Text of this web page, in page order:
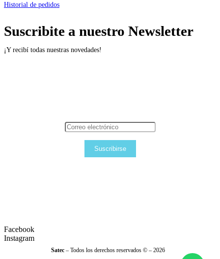
Historial de pedidos
Suscribite a nuestro Newsletter
¡Y recibí todas nuestras novedades!
Suscribirse
Facebook
Instagram
Satec – Todos los derechos reservados © – 2026